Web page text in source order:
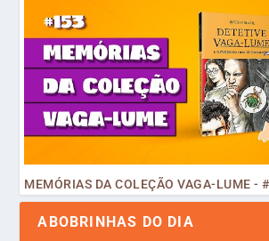
ABOBRINHAS DO DIA